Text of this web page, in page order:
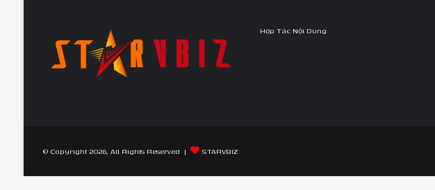
Hợp Tác Nội Dung
© Copyright 2026, All Rights Reserved | STARVBIZ